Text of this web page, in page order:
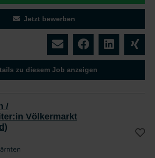
Jetzt bewerben
zu diesem Job anzeigen
/
Völkermarkt